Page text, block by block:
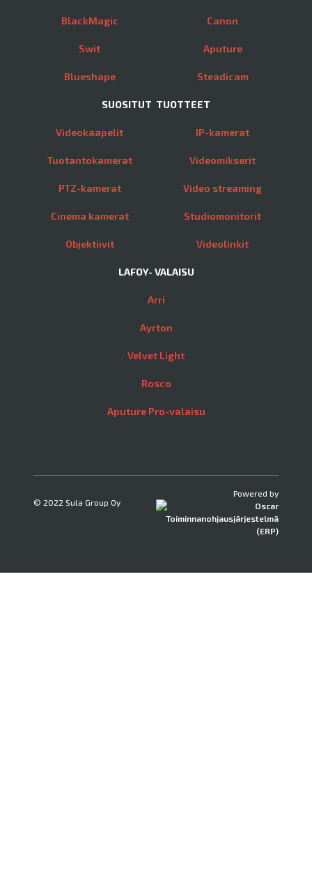
BlackMagic
Swit
Blueshape
Canon
Aputure
Steadicam
SUOSITUT TUOTTEET
Videokaapelit
Tuotantokamerat
PTZ-kamerat
Cinema kamerat
Objektiivit
IP-kamerat
Videomikserit
Video streaming
Studiomonitorit
Videolinkit
LAFOY- VALAISU
Arri
Ayrton
Velvet Light
Rosco
Aputure Pro-valaisu
© 2022 Sula Group Oy
Powered by